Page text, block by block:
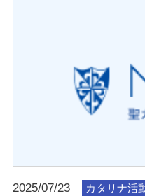
2025/07/23 カタリナ活